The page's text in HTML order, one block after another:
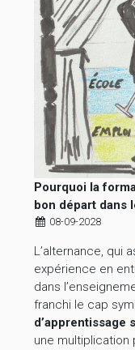
Pourquoi la
bon départ dans
08-09-2028
L’alternance, qui
expérience en
dans
franchi le cap
d’apprentissage
une multiplication